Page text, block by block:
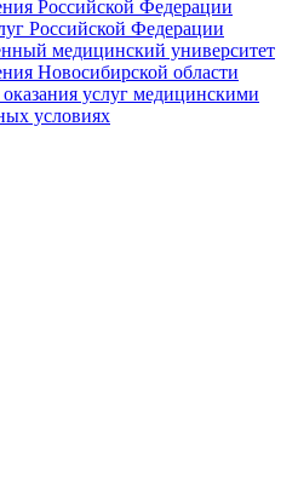
Российской Федерации
Российской Федерации
медицинский университет
Новосибирской области
услуг медицинскими
условиях